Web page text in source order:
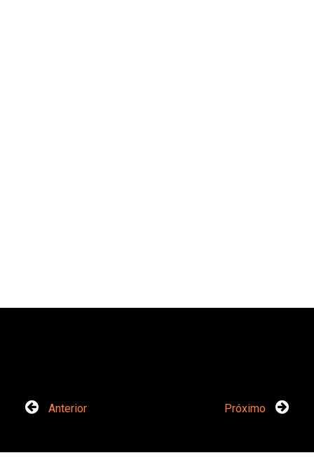
Anterior Próximo